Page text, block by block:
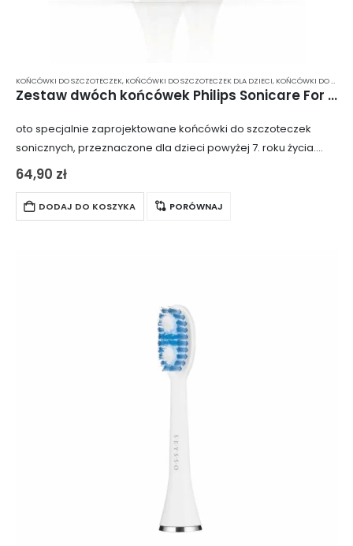
KOŃCÓWKI DO SZCZOTECZEK, KOŃCÓWKI DO SZCZOTECZEK DLA DZIECI, KOŃCÓWKI DO SZCZOTECZKI ELEKTRYCZNEJ
Zestaw dwóch końcówek Philips Sonicare For Kids 7+ HX6042/33
oto specjalnie zaprojektowane końcówki do szczoteczek
sonicznych, przeznaczone dla dzieci powyżej 7. roku życia.
Idealnie nadają się do małych buzi i ząbków. Dzięki pokryciu
końcówki gumą, zęby są dodatkowo chronione…
64,90 zł
DODAJ DO KOSZYKA PORÓWNAJ